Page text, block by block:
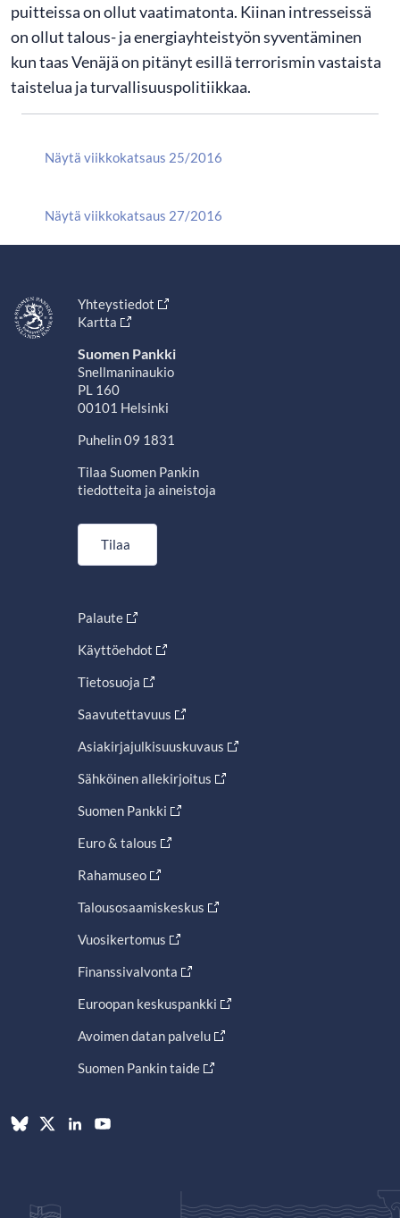
puitteissa on ollut vaatimatonta. Kiinan intresseissä
on ollut talous- ja energiayhteistyön syventäminen
kun taas Venäjä on pitänyt esillä terrorismin vastaista
taistelua ja turvallisuuspolitiikkaa.
Näytä viikkokatsaus 25/2016
Näytä viikkokatsaus 27/2016
Yhteystiedot
Kartta
Suomen Pankki
Snellmaninaukio
PL 160
00101 Helsinki
Puhelin 09 1831
Tilaa Suomen Pankin
tiedotteita ja aineistoja
Tilaa
Palaute
Käyttöehdot
Tietosuoja
Saavutettavuus
Asiakirjajulkisuuskuvaus
Sähköinen allekirjoitus
Suomen Pankki
Euro & talous
Rahamuseo
Talousosaamiskeskus
Vuosikertomus
Finanssivalvonta
Euroopan keskuspankki
Avoimen datan palvelu
Suomen Pankin taide